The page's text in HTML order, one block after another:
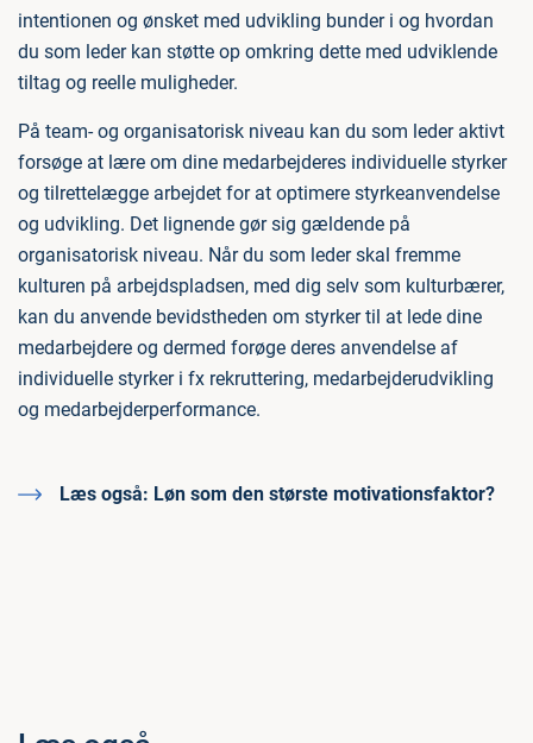
intentionen og ønsket med udvikling bunder i og hvordan
du som leder kan støtte op omkring dette med udviklende
tiltag og reelle muligheder.
På team- og organisatorisk niveau kan du som leder aktivt
forsøge at lære om dine medarbejderes individuelle styrker
og tilrettelægge arbejdet for at optimere styrkeanvendelse
og udvikling. Det lignende gør sig gældende på
organisatorisk niveau. Når du som leder skal fremme
kulturen på arbejdspladsen, med dig selv som kulturbærer,
kan du anvende bevidstheden om styrker til at lede dine
medarbejdere og dermed forøge deres anvendelse af
individuelle styrker i fx rekruttering, medarbejderudvikling
og medarbejderperformance.
Læs også: Løn som den største motivationsfaktor?